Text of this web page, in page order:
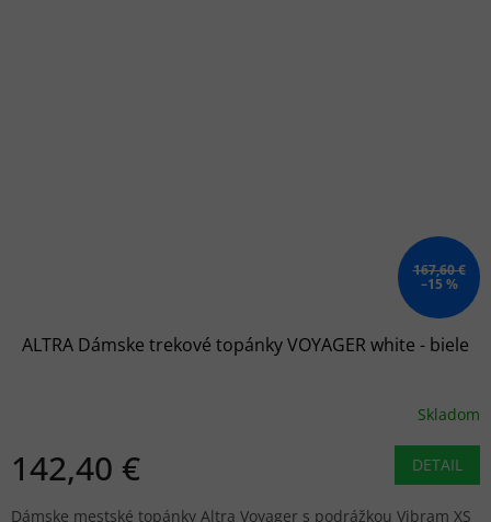
167,60 €
–15 %
ALTRA Dámske trekové topánky VOYAGER white - biele
Skladom
142,40 € DETAIL
Dámske mestské topánky Altra Voyager s podrážkou Vibram XS